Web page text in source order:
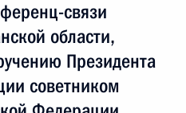
связи
области,
Президента
советником